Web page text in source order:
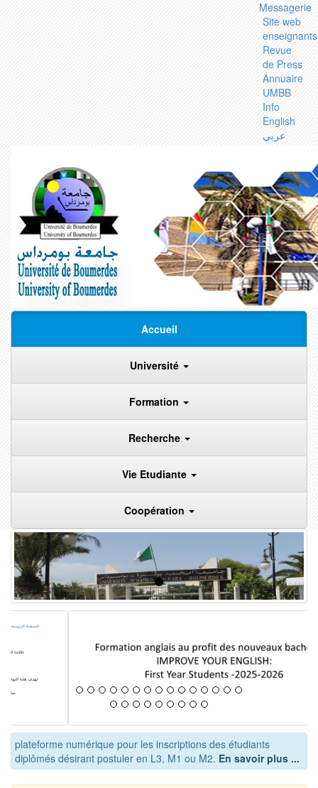
Messagerie
Site web
enseignants
Revue
de Press
Annuaire
UMBB
Info
English
عربي
Accueil
Université
Formation
Recherche
Vie Etudiante
Coopération
plateforme numérique pour les inscriptions des étudiants
diplômés désirant postuler en L3, M1 ou M2. En savoir plus ...